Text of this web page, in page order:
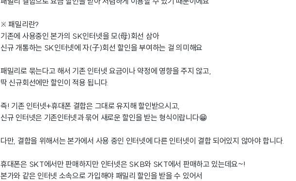
※ 패밀리란?
기존에 사용중인 본가의 SK인터넷을 모(母)회선 삼아
신규 개통하는 SK인터넷에 자(子)회선 할인을 부여하는 걸 의미해요
패밀리로 묶는다고 해서 기존 인터넷 요금이나 약정에 영향을 주지 않고,
딱 신규회선에만 할인이 적용 됩니다.
즉! 기존 인터넷+휴대폰 결합은 그대로 유지해 할인받으시고,
신규 인터넷은 기존인터넷과 묶어 새로운 할인을 받는 형식이랍니다😁
다만, 결합을 위해서는 본가에서 사용 중인 인터넷에 다른 인터넷이 결합 되어있지 않아야 합니다.
휴대폰은 SKT에서만 판매하지만 인터넷은 SKB와 SKT에서 판매하고 있는데요~!
본가와 같은 인터넷 소속으로 가입해야 패밀리 할인을 받을 수 있어서